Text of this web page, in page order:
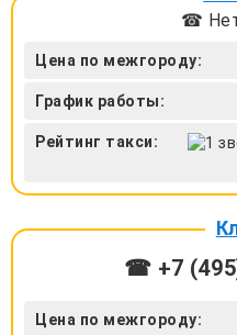
☎
Цена по межгороду:
График работы:
Рейтинг такси:
☎ +7
Цена по межгороду: